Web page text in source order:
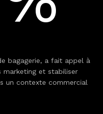
bagagerie, a fait appel à
marketing et stabiliser
un contexte commercial